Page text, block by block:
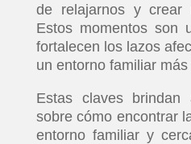
de relajarnos y crear
Estos momentos son
fortalecen los lazos
un entorno familiar más
Estas claves brindan
sobre cómo encontrar
entorno familiar y